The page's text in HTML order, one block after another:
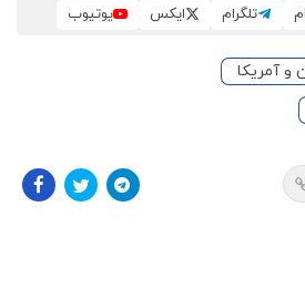
تلگرام ایکس یوتیوب
و آمریکا